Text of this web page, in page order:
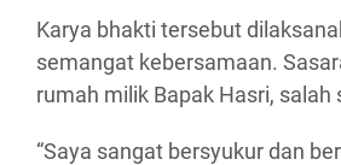
Karya bhakti tersebut
semangat kebersamaan.
rumah milik Bapak Hasri,
“Saya sangat bersyukur dan